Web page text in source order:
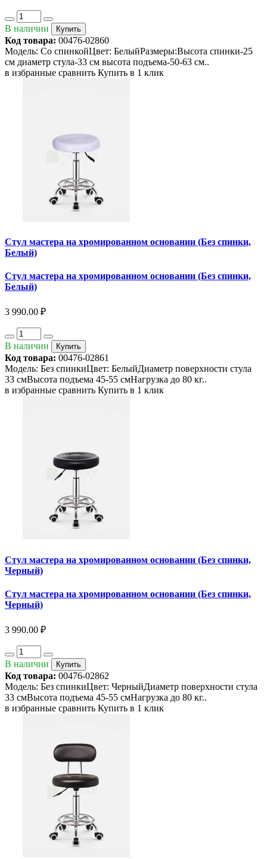
В наличии Купить
Код товара: 00476-02860
Модель: Со спинкойЦвет: БелыйРазмеры:Высота спинки-25
см диаметр стула-33 см высота подъема-50-63 см..
в избранные сравнить Купить в 1 клик
Стул мастера на хромированном основании (Без спинки,
Белый)
Стул мастера на хромированном основании (Без спинки,
Белый)
3 990.00 ₽
В наличии Купить
Код товара: 00476-02861
Модель: Без спинкиЦвет: БелыйДиаметр поверхности стула
33 смВысота подъема 45-55 смНагрузка до 80 кг..
в избранные сравнить Купить в 1 клик
Стул мастера на хромированном основании (Без спинки,
Черный)
Стул мастера на хромированном основании (Без спинки,
Черный)
3 990.00 ₽
В наличии Купить
Код товара: 00476-02862
Модель: Без спинкиЦвет: ЧерныйДиаметр поверхности стула
33 смВысота подъема 45-55 смНагрузка до 80 кг..
в избранные сравнить Купить в 1 клик